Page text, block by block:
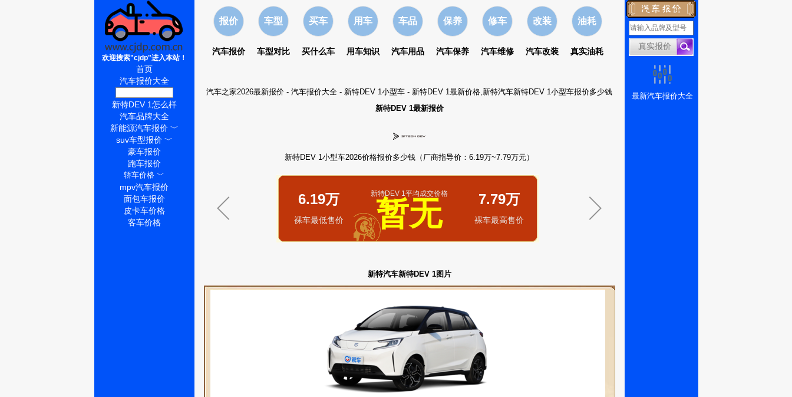
报价
汽车报价
车型
车型对比
买车
买什么车
用车
用车知识
车品
汽车用品
保养
汽车保养
修车
汽车维修
改装
汽车改装
油耗
真实油耗
汽车之家2026最新报价 - 汽车报价大全 - 新特DEV 1小型车 - 新特DEV 1最新价格,新特汽车新特DEV 1小型车报价多少钱
新特DEV 1最新报价
新特DEV 1小型车2026价格报价多少钱（厂商指导价：6.19万~7.79万元）
6.19万
裸车最低售价
新特DEV 1平均成交价格
暂无 7.79万
裸车最高售价
新特汽车新特DEV 1图片
欢迎搜索"cjdp"进入本站！
首页
汽车报价大全
新特DEV 1怎么样
汽车品牌大全
新能源汽车报价﹀
suv车型报价﹀
豪车报价
跑车报价
轿车价格 ﹀
mpv汽车报价
面包车报价
皮卡车价格
客车价格
最新汽车报价大全